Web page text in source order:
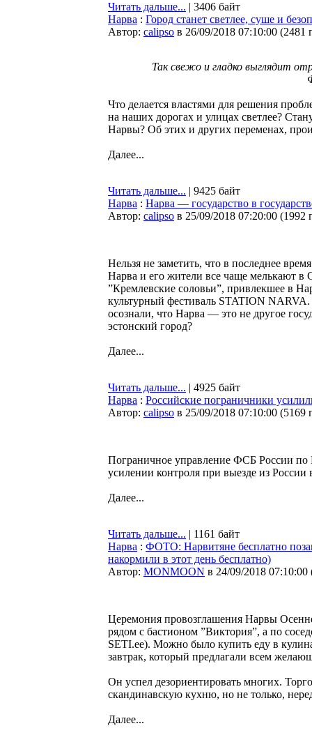
Читать дальше... | 3406 байт
Нарва : Город станет светлее, суше и
Автор: calipso в 26/09/2018 07:10:00 (2481
Так свежо и гладко выглядит
Что делается властями для решения
на наших дорогах и улицах светлее?
Нарвы? Об этих и других переменах,
Далее...
Читать дальше... | 9425 байт
Нарва : Нарва — государство в
Автор: calipso в 25/09/2018 07:20:00 (1992
Нельзя не заметить, что в последнее
Нарва и его жители все чаще мелькают в
”Кремлевские соловьи”, привлекшее в
культурный фестиваль STATION
осознали, что Нарва — это не другое
эстонский город?
Далее...
Читать дальше... | 4925 байт
Нарва : Российские пограничники
Автор: calipso в 25/09/2018 07:10:00 (5169
Пограничное управление ФСБ России по
усилении контроля при выезде из
Далее...
Читать дальше... | 1161 байт
Нарва : ФОТО: Нарвитяне бесплатно
накормили в этот день бесплатно)
Автор: MONMOON в 24/09/2018 07:10:00
Церемония провозглашения Нарвы
рядом с бастионом ”Виктория”, а по
SETI.ee). Можно было купить еду в
завтрак, который предлагали всем
Он успел дезориентировать многих.
скандинавскую кухню, но не только,
Далее...